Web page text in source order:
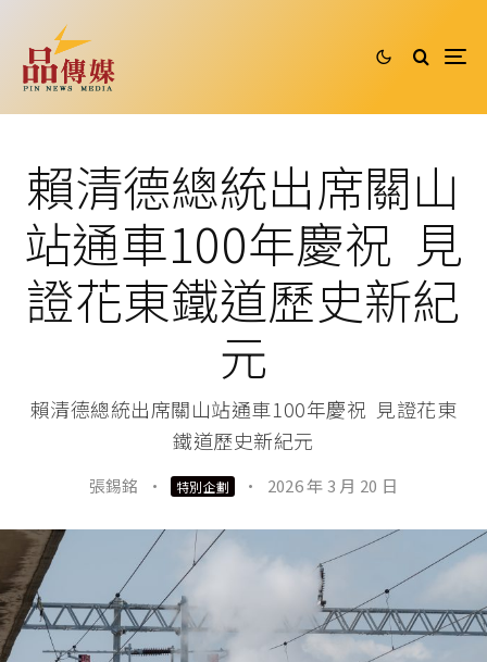
賴清德總統出席關山
站通車100年慶祝 見
證花東鐵道歷史新紀
元
賴清德總統出席關山站通車100年慶祝 見證花東
鐵道歷史新紀元
張錫銘 · 特別企劃 · 2026 年 3 月 20 日